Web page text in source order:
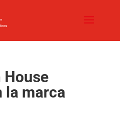
House
la marca